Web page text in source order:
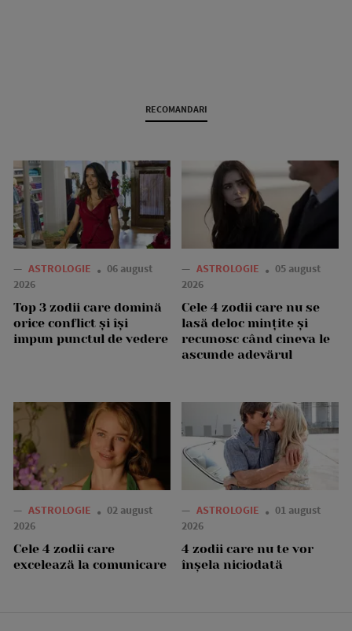
RECOMANDARI
— ASTROLOGIE
06 august
2026
Top 3 zodii care domină
orice conflict și își
impun punctul de vedere
— ASTROLOGIE
05 august
2026
Cele 4 zodii care nu se
lasă deloc mințite și
recunosc când cineva le
ascunde adevărul
— ASTROLOGIE
02 august
2026
Cele 4 zodii care
excelează la comunicare
— ASTROLOGIE
01 august
2026
4 zodii care nu te vor
înșela niciodată